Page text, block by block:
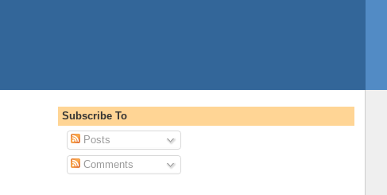
Subscribe To
Posts
Comments